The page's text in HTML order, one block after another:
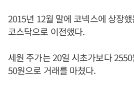
2015년 12월 말에 코넥스에 상장
코스닥으로 이전했다.
세원 주가는 20일 시초가보다
50원으로 거래를 마쳤다.